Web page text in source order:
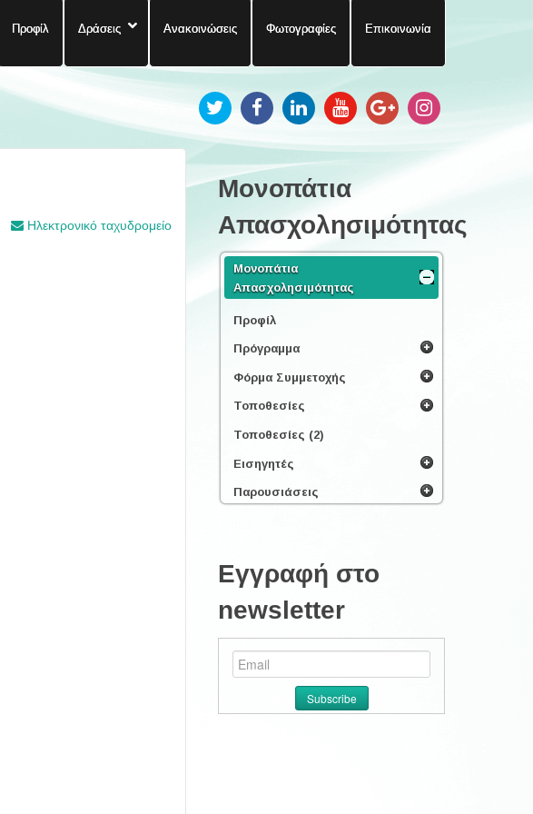
Προφίλ Δράσεις Ανακοινώσεις Φωτογραφίες Επικοινωνία
Ηλεκτρονικό ταχυδρομείο
Μονοπάτια
Απασχολησιμότητας
Μονοπάτια
Απασχολησιμότητας
Προφίλ
Πρόγραμμα
Φόρμα Συμμετοχής
Τοποθεσίες
Τοποθεσίες (2)
Εισηγητές
Παρουσιάσεις
Εγγραφή στο
newsletter